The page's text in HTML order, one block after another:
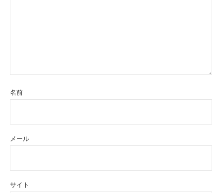
名前
メール
サイト